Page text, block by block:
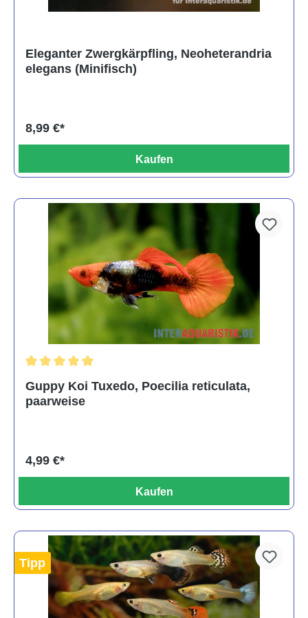
Eleganter Zwergkärpfling, Neoheterandria
elegans (Minifisch)
8,99 €*
Kaufen
Guppy Koi Tuxedo, Poecilia reticulata,
paarweise
4,99 €*
Kaufen
Tipp